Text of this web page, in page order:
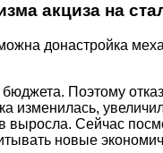
акциза на
донастройка
Поэтому
изменилась,
выросла. Сейчас
новые